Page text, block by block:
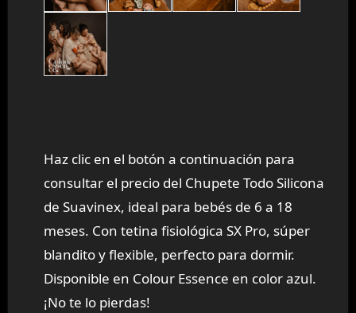
Haz clic en el botón a continuación para
consultar el precio del Chupete Todo Silicona
de Suavinex, ideal para bebés de 6 a 18
meses. Con tetina fisiológica SX Pro, súper
blandito y flexible, perfecto para dormir.
Disponible en Colour Essence en color azul.
¡No te lo pierdas!